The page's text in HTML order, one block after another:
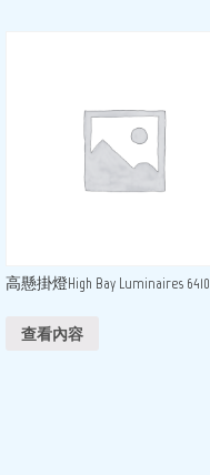
高懸掛燈High Bay Luminaires 6410
查看內容